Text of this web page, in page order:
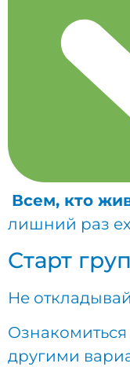
Всем, кто
лишний раз
Старт
Не
другими